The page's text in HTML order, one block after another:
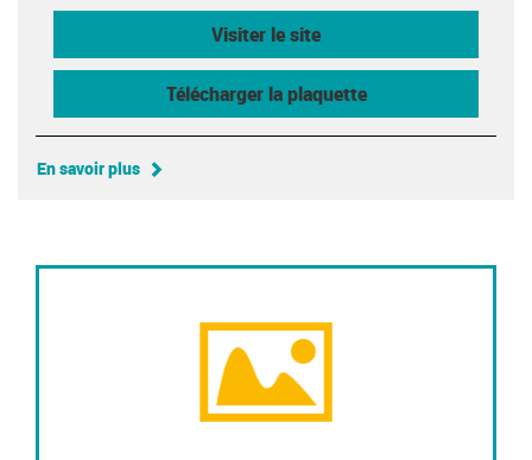
Visiter le site
Télécharger la plaquette
En savoir plus